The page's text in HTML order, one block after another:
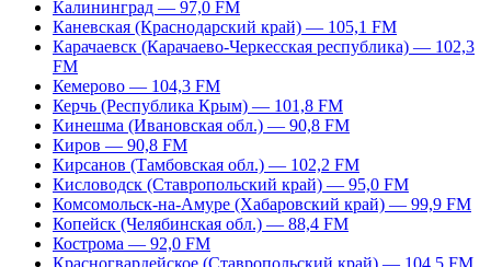
Калининград — 97,0 FM
Каневская (Краснодарский край) — 105,1 FM
Карачаевск (Карачаево-Черкесская республика) — 102,3
FM
Кемерово — 104,3 FM
Керчь (Республика Крым) — 101,8 FM
Кинешма (Ивановская обл.) — 90,8 FM
Киров — 90,8 FM
Кирсанов (Тамбовская обл.) — 102,2 FM
Кисловодск (Ставропольский край) — 95,0 FM
Комсомольск-на-Амуре (Хабаровский край) — 99,9 FM
Копейск (Челябинская обл.) — 88,4 FM
Кострома — 92,0 FM
Красногвардейское (Ставропольский край) — 104,5 FM